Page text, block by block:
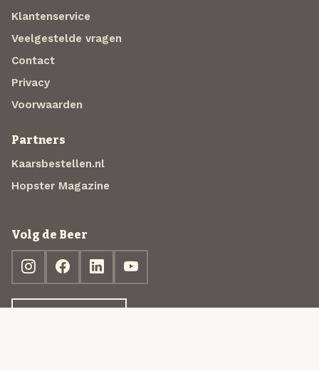
Klantenservice
Veelgestelde vragen
Contact
Privacy
Voorwaarden
Partners
Kaarsbestellen.nl
Hopster Magazine
Volg de Beer